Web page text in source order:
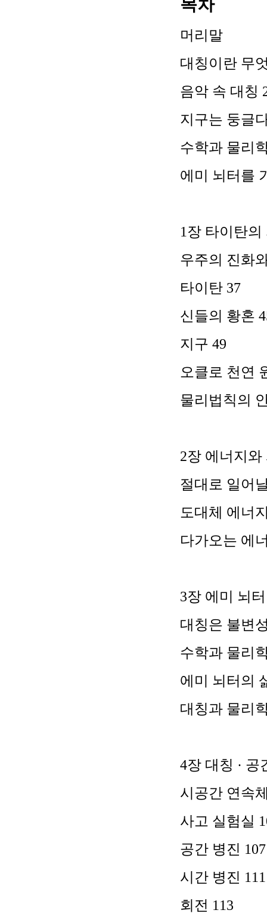
목차
머리말
대칭이란 무
음악 속 대칭
지구는 둥글
수학과 물리
에미 뇌터를
1 장 타이탄의
우주의 진화
타이탄 37
신들의 황혼
지구 49
오클로 천연
물리법칙의
2장 에너지와
절대로 일어
도대체 에너
다가오는 에
3장 에미 뇌터
대칭은 불변
수학과 물리
에미 뇌터의
대칭과 물리
4장 대칭 · 공
시공간 연속
사고 실험실
공간 병진 107
시간 병진 111
회전 113